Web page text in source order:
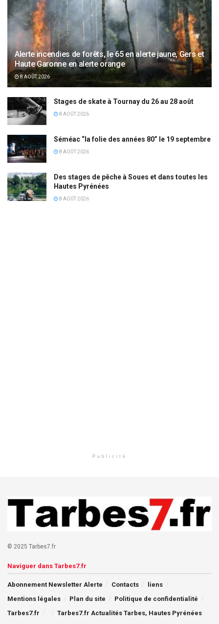
Alerte incendies de forêts, le 65 en alerte jaune, Gers et
Haute Garonne en alerte orange
8 AOÛT 2026
Stages de skate à Tournay du 26 au 28 août
8 AOÛT 2026
Séméac “la folie des années 80” le 19 septembre
8 AOÛT 2026
Des stages de pêche à Soues et dans toutes les
Hautes Pyrénées
8 AOÛT 2026
Publicité
© 2025 Tarbes7.fr
Naviguer dans Tarbes7.fr
Abonnement Newsletter Alerte Contacts
liens
Mentions légales
Plan du site
Politique de confidentialité
Tarbes7.fr
Tarbes7.fr Actualités Tarbes, Hautes Pyrénées